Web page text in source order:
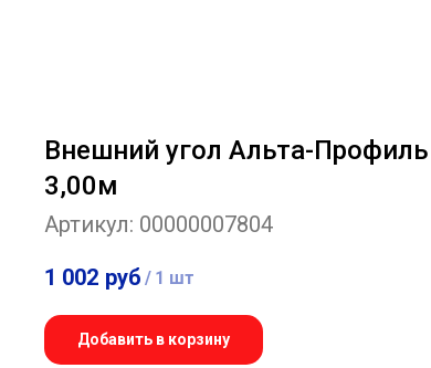
Внешний угол Альта-
3,00м
Артикул: 00000007804
1 002 руб / 1 шт
Добавить в корзину